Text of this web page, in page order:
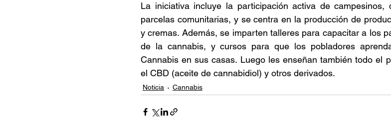
La iniciativa incluye la participación activa de campesinos,
parcelas comunitarias, y se centra en la producción de
y cremas. Además, se imparten talleres para capacitar a los
de la cannabis, y cursos para que los pobladores
Cannabis en sus casas. Luego les enseñan también todo el
el CBD (aceite de cannabidiol) y otros derivados.
Noticia Cannabis